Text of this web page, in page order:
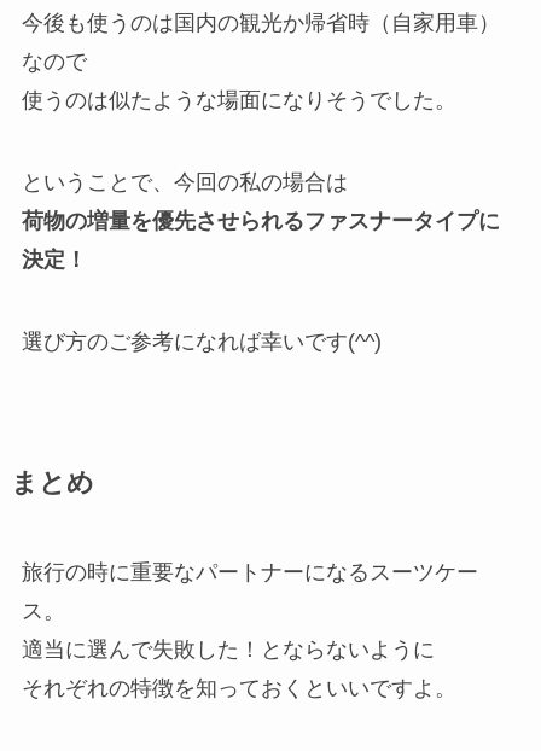
今後も使うのは国内の観光か帰省時（自家用車）
なので
使うのは似たような場面になりそうでした。
ということで、今回の私の場合は
荷物の増量を優先させられるファスナータイプに
決定！
選び方のご参考になれば幸いです(^^)
まとめ
旅行の時に重要なパートナーになるスーツケー
ス。
適当に選んで失敗した！とならないように
それぞれの特徴を知っておくといいですよ。